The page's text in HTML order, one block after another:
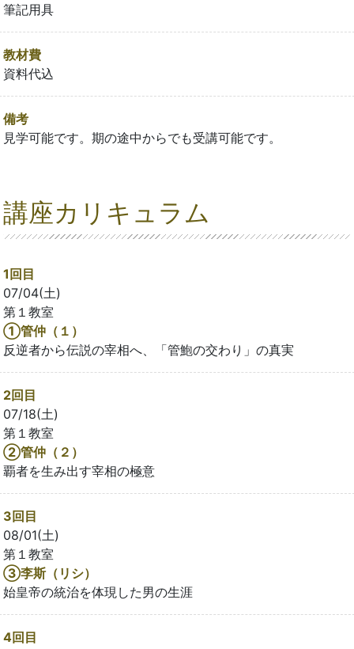
筆記用具
教材費
資料代込
備考
見学可能です。期の途中からでも受講可能です。
講座カリキュラム
1回目
07/04(土)
第１教室
①管仲（１）
反逆者から伝説の宰相へ、「管鮑の交わり」の真実
2回目
07/18(土)
第１教室
②管仲（２）
覇者を生み出す宰相の極意
3回目
08/01(土)
第１教室
③李斯（リシ）
始皇帝の統治を体現した男の生涯
4回目